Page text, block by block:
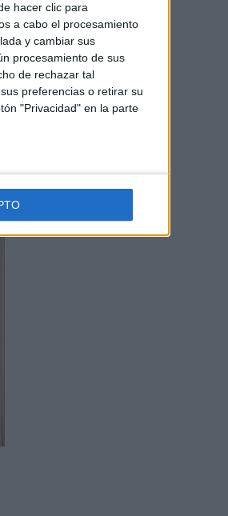
hacer clic para
a cabo el procesamiento
y cambiar sus
procesamiento de sus
de rechazar tal
preferencias o retirar su
"Privacidad" en la parte